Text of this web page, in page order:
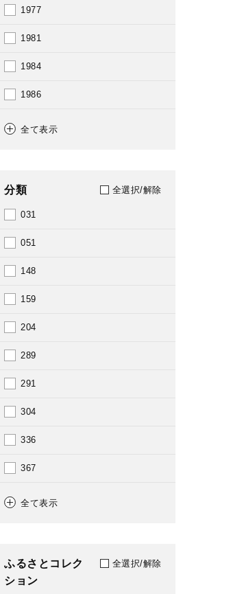
1977
1981
1984
1986
1988
全て表示
分類 全選択/解除
031
051
148
159
204
289
291
304
336
367
408
446
全て表示
ふるさとコレク
ション
全選択/解除